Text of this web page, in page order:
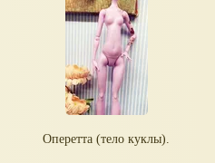
Оперетта (тело куклы).